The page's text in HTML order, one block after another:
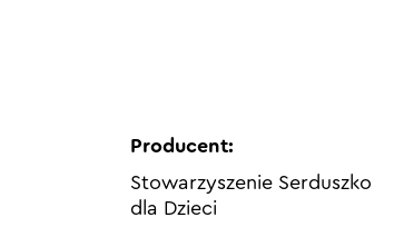
Producent:
Stowarzyszenie Serduszko
dla Dzieci